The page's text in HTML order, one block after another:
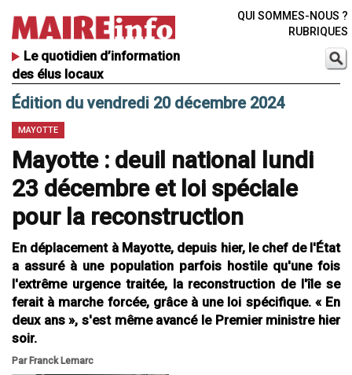
Le quotidien d’information
des élus locaux
QUI SOMMES-NOUS ?
RUBRIQUES
Édition du vendredi 20 décembre 2024
MAYOTTE
Mayotte : deuil national lundi
23 décembre et loi spéciale
pour la reconstruction
En déplacement à Mayotte, depuis hier, le chef de l'État
a assuré à une population parfois hostile qu'une fois
l'extrême urgence traitée, la reconstruction de l'île se
ferait à marche forcée, grâce à une loi spécifique. « En
deux ans », s'est même avancé le Premier ministre hier
soir.
Par Franck Lemarc